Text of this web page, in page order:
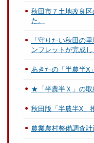
秋田市７土地改良
た。
「守りたい秋田の
ンフレットが完成し
あきたの「半農半X
★「半農半Ｘ」の
秋田版「半農半X」
農業農村整備調査